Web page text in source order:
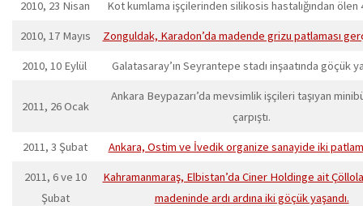
2010, 23 Nisan Kot kumlama işçilerinden silikosis hastalığından ölen
2010, 17 Mayıs Zonguldak, Karadon’da madende grizu patlaması
2010, 10 Eylül Galatasaray’ın Seyrantepe stadı inşaatında göçük
2011, 26 Ocak
Ankara Beypazarı’da mevsimlik işçileri taşıyan
çarpıştı.
2011, 3 Şubat Ankara, Ostim ve İvedik organize sanayide iki
2011, 6 ve 10
Şubat
Kahramanmaraş, Elbistan’da Ciner Holdinge ait
madeninde ardı ardına iki göçük yaşandı.